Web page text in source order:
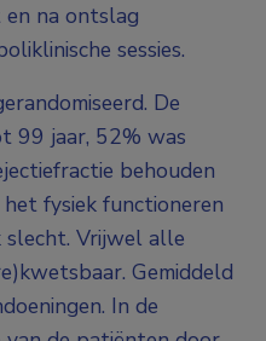
na ontslag
sessies.
De
99 jaar, 52% was
behouden
fysiek functioneren
Vrijwel alle
Gemiddeld
In de